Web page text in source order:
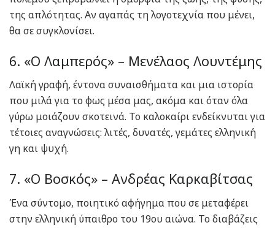
της απλότητας. Αν αγαπάς τη λογοτεχνία που μένει,
θα σε συγκλονίσει.
6. «Ο Λαμπερός» – Μενέλαος Λουντέμης
Λαϊκή γραφή, έντονα συναισθήματα και μια ιστορία
που μιλά για το φως μέσα μας, ακόμα και όταν όλα
γύρω μοιάζουν σκοτεινά. Το καλοκαίρι ενδείκνυται για
τέτοιες αναγνώσεις: λιτές, δυνατές, γεμάτες ελληνική
γη και ψυχή.
7. «Ο Βοσκός» – Ανδρέας Καρκαβίτσας
Ένα σύντομο, ποιητικό αφήγημα που σε μεταφέρει
στην ελληνική ύπαιθρο του 19ου αιώνα. Το διαβάζεις